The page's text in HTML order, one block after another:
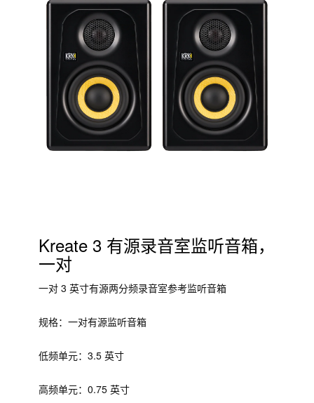
Kreate 3 有源录音室监听音箱，
一对
一对 3 英寸有源两分频录音室参考监听音箱
规格：一对有源监听音箱
低频单元：3.5 英寸
高频单元：0.75 英寸